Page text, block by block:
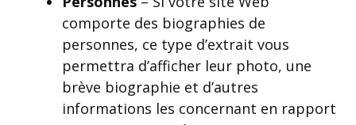
comporte des biographies de
personnes, ce type d’extrait vous
permettra d’afficher leur photo, une
brève biographie et d’autres
informations les concernant en rapport